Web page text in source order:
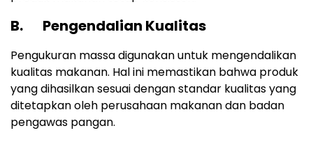
B. Pengendalian Kualitas
Pengukuran massa digunakan untuk mengendalikan
kualitas makanan. Hal ini memastikan bahwa produk
yang dihasilkan sesuai dengan standar kualitas yang
ditetapkan oleh perusahaan makanan dan badan
pengawas pangan.